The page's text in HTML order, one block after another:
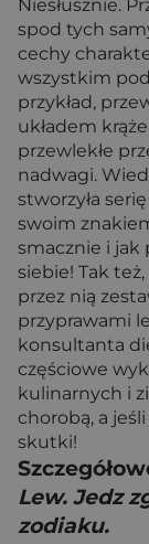
Niesłusznie.
spod tych
cechy
wszystkim
przykład,
układem
przewlekłe
nadwagi.
stworzyła
swoim
smacznie i jak
siebie! Tak
przez nią
przyprawami
konsultanta
częściowe
kulinarnych i
chorobą, a
skutki!
Lew. Jedz
zodiaku.